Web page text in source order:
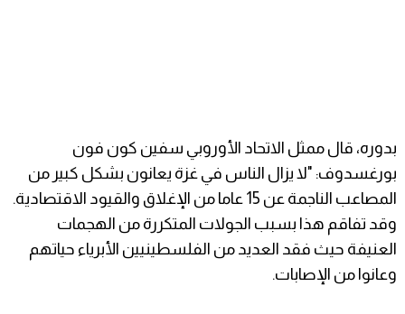
بدوره، قال ممثل الاتحاد الأوروبي سفين كون فون
بورغسدوف: "لا يزال الناس في غزة يعانون بشكل كبير من
المصاعب الناجمة عن 15 عاما من الإغلاق والقيود الاقتصادية.
وقد تفاقم هذا بسبب الجولات المتكررة من الهجمات
العنيفة حيث فقد العديد من الفلسطينيين الأبرياء حياتهم
وعانوا من الإصابات.